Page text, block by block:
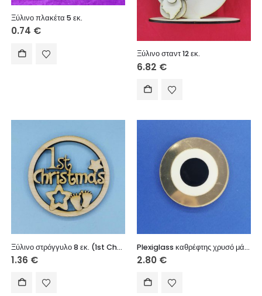
Ξύλινο πλακέτα 5 εκ.
0.74 €
Ξύλινο σταντ 12 εκ.
6.82 €
Ξύλινο στρόγγυλο 8 εκ. (1st Christmas)
1.36 €
Plexiglass καθρέφτης χρυσό μάτι 6 εκ.
2.80 €